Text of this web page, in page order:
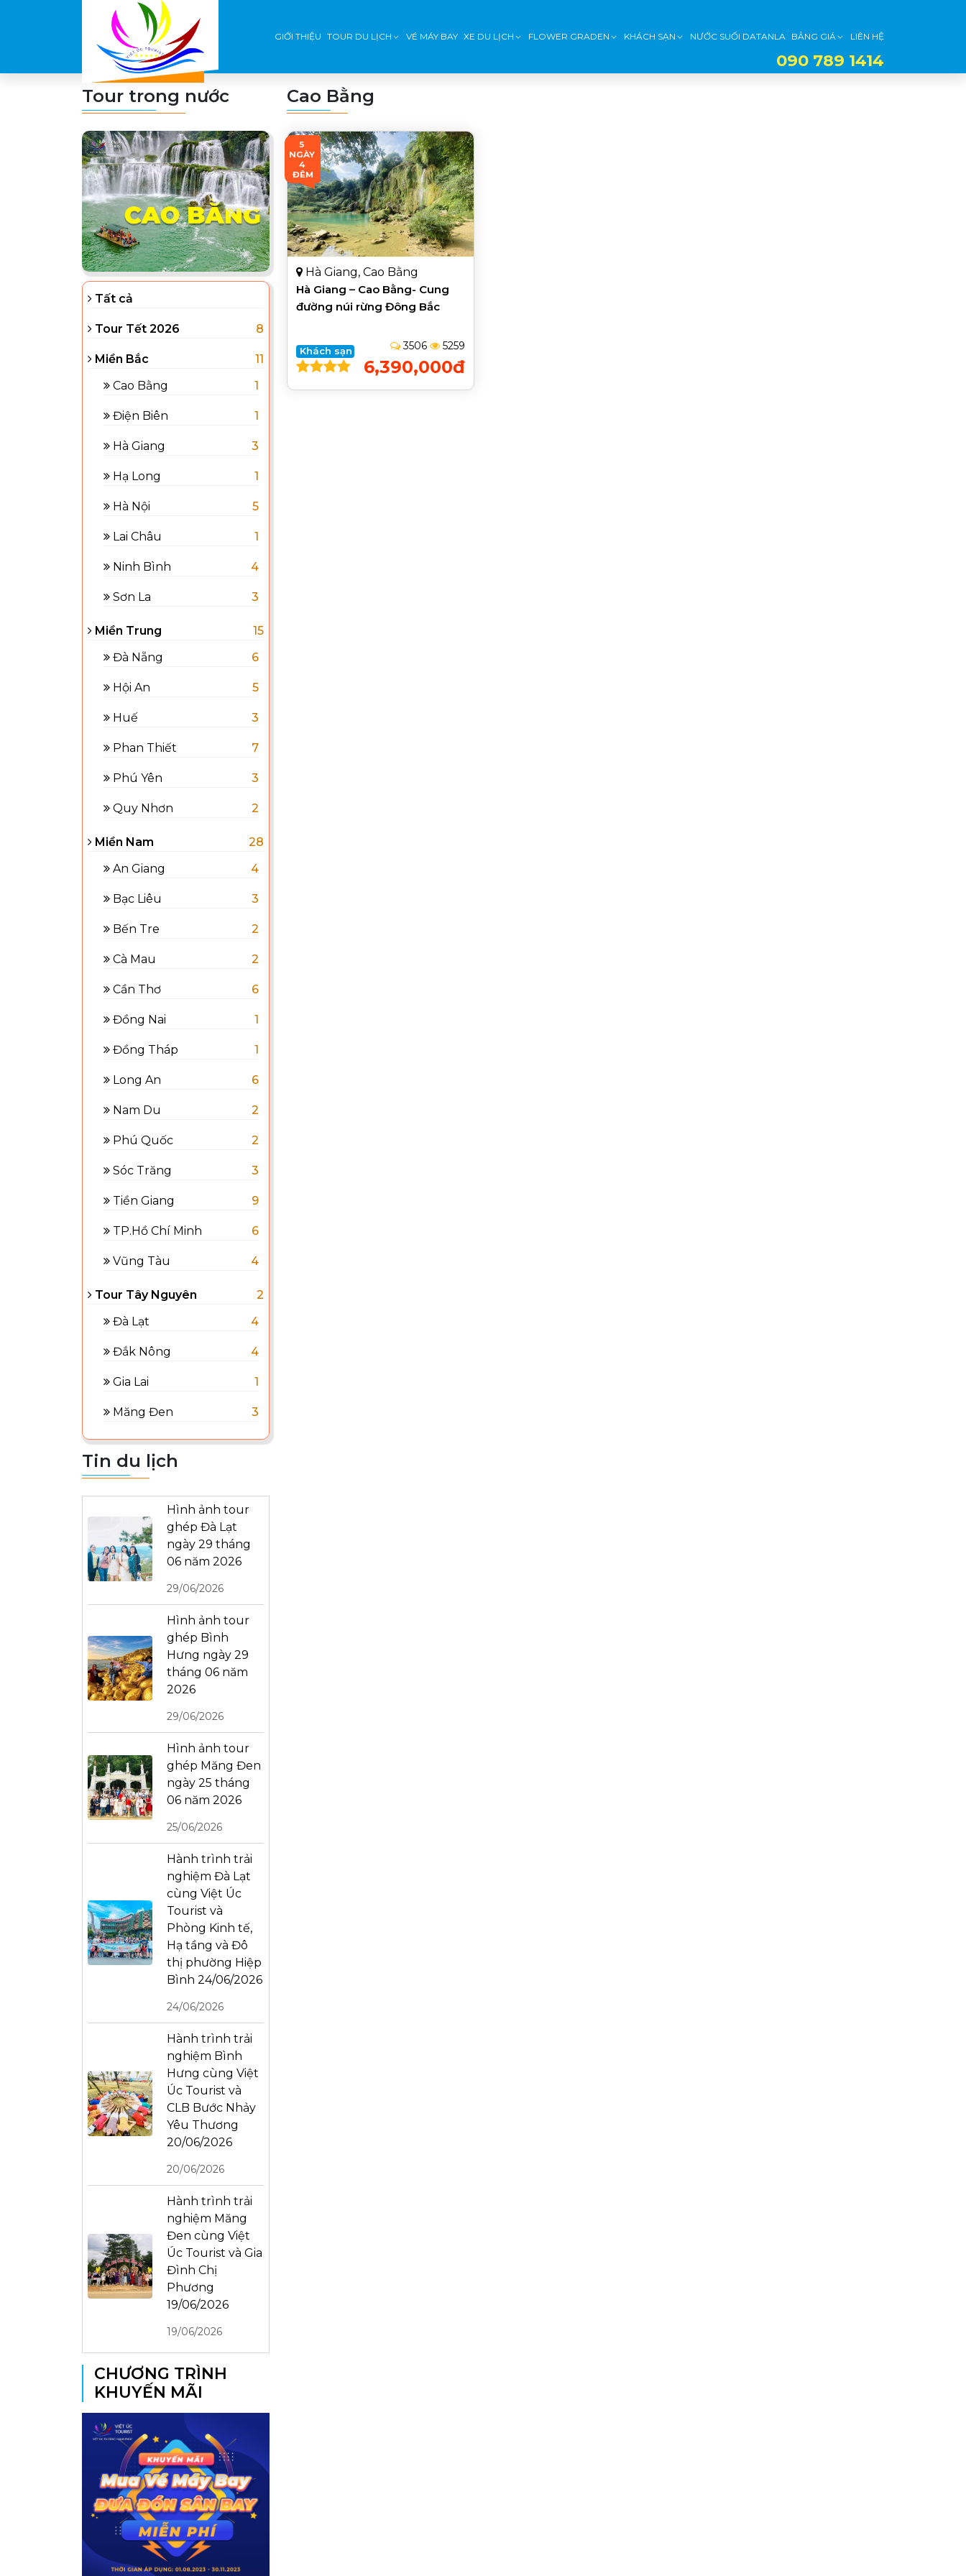
GIỚI THIỆU TOUR DU LỊCH VÉ MÁY BAY XE DU LỊCH FLOWER GRADEN KHÁCH SẠN NƯỚC SUỐI DATANLA BẢNG GIÁ LIÊN HỆ
090 789 1414
Tour trong nước
Tất cả
Tour Tết 2026 8
Miền Bắc
11
Cao Bằng
1
Điện Biên 1
Hà Giang 3
Hạ Long 1
Hà Nội 5
Lai Châu 1
Ninh Bình 4
Sơn La 3
Miền Trung
15
Đà Nẵng
6
Hội An 5
Huế 3
Phan Thiết 7
Phú Yên 3
Quy Nhơn 2
Miền Nam
28
An Giang
4
Bạc Liêu 3
Bến Tre 2
Cà Mau 2
Cần Thơ 6
Đồng Nai 1
Đồng Tháp 1
Long An 6
Nam Du 2
Phú Quốc 2
Sóc Trăng 3
Tiền Giang 9
TP.Hồ Chí Minh 6
Vũng Tàu 4
Tour Tây Nguyên
2
Đà Lạt
4
Đắk Nông 4
Gia Lai 1
Măng Đen 3
Tin du lịch
Hình ảnh tour
ghép Đà Lạt
ngày 29 tháng
06 năm 2026
29/06/2026
Hình ảnh tour
ghép Bình
Hưng ngày 29
tháng 06 năm
2026
29/06/2026
Hình ảnh tour
ghép Măng Đen
ngày 25 tháng
06 năm 2026
25/06/2026
Hành trình trải
nghiệm Đà Lạt
cùng Việt Úc
Tourist và
Phòng Kinh tế,
Hạ tầng và Đô
thị phường Hiệp
Bình 24/06/2026
24/06/2026
Hành trình trải
nghiệm Bình
Hưng cùng Việt
Úc Tourist và
CLB Bước Nhảy
Yêu Thương
20/06/2026
20/06/2026
Hành trình trải
nghiệm Măng
Đen cùng Việt
Úc Tourist và Gia
Đình Chị
Phương
19/06/2026
19/06/2026
CHƯƠNG TRÌNH
KHUYẾN MÃI
Cao Bằng
5
NGÀY
4
ĐÊM
Hà Giang, Cao Bằng
Hà Giang – Cao Bằng- Cung
đường núi rừng Đông Bắc
Khách sạn 3506 5259
6,390,000đ